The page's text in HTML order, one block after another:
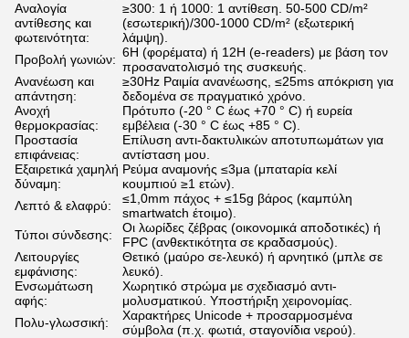
Αναλογία
αντίθεσης και
φωτεινότητα:
≥300: 1 ή 1000: 1 αντίθεση. 50-500 CD/m²
(εσωτερική)/300-1000 CD/m² (εξωτερική
λάμψη).
Προβολή γωνιών: 6H (φορέματα) ή 12H (e-readers) με βάση τον
προσανατολισμό της συσκευής.
Ανανέωση και
απάντηση:
≥30Hz Ραιμία ανανέωσης, ≤25ms απόκριση για
δεδομένα σε πραγματικό χρόνο.
Ανοχή
θερμοκρασίας:
Πρότυπο (-20 ° C έως +70 ° C) ή ευρεία
εμβέλεια (-30 ° C έως +85 ° C).
Προστασία
επιφάνειας:
Επίλυση αντι-δακτυλικών αποτυπωμάτων για
αντίσταση μου.
Εξαιρετικά χαμηλή
δύναμη:
Ρεύμα αναμονής ≤3μa (μπαταρία κελί
κουμπιού ≥1 ετών).
Λεπτό & ελαφρύ:
≤1,0mm πάχος + ≤15g βάρος (καμπύλη
smartwatch έτοιμο).
Τύποι σύνδεσης:
Οι λωρίδες ζέβρας (οικονομικά αποδοτικές) ή
FPC (ανθεκτικότητα σε κραδασμούς).
Λειτουργίες
εμφάνισης:
Θετικό (μαύρο σε-λευκό) ή αρνητικό (μπλε σε
λευκό).
Ενσωμάτωση
αφής:
Χωρητικό στρώμα με σχεδιασμό αντι-
μολυσματικού. Υποστήριξη χειρονομίας.
Πολυ-γλωσσική:
Χαρακτήρες Unicode + προσαρμοσμένα
σύμβολα (π.χ. φωτιά, σταγονίδια νερού).